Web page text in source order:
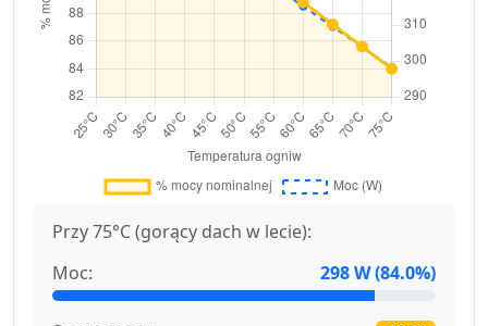
Przy 75°C (gorący dach w lecie):
Moc:
298 W (84.0%)